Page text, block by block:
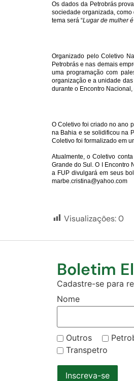
Os dados da Petrobrás
sociedade organizada,
tema será “Lugar de mulher
Organizado pelo Coletivo
Petrobrás e nas demais
uma programação com
organização e a unidade
durante o Encontro
O Coletivo foi criado no ano
na Bahia e se solidificou na
Coletivo foi formalizado em
Atualmente, o Coletivo
Grande do Sul. O I Encontro
a FUP divulgará em seus
marbe.cristina@yahoo.com
Visualizações:0
Boletim
Cadastre-se para
Nome
Outros
Transpetro
Inscreva-se